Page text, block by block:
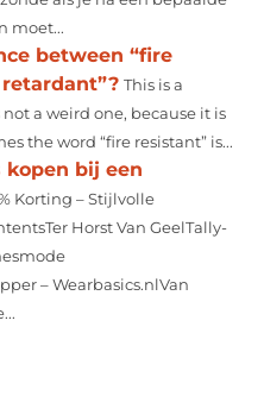
moet...
between “fire
This is a
a weird one, because it is
the word “fire resistant” is...
kopen bij een
Korting – Stijlvolle
Horst Van GeelTally-
– Wearbasics.nlVan